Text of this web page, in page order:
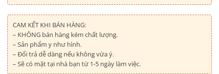
CAM KẾT KHI BÁN HÀNG:
– KHÔNG bán hàng kém chất lượng.
– Sản phẩm y như hình.
– Đổi trả dễ dàng nếu không vừa ý.
– Sẽ có mặt tại nhà bạn từ 1-5 ngày làm việc.